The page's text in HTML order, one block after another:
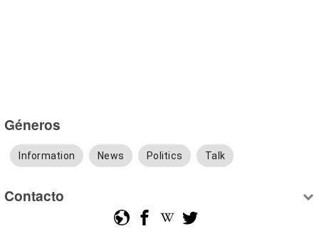
Géneros
Information News Politics Talk
Contacto